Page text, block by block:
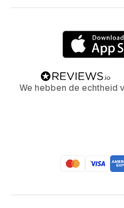
We hebben de echtheid